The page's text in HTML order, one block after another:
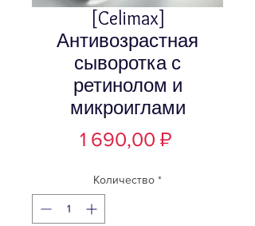
[Celimax]
Антивозрастная
сыворотка с
ретинолом и
микроиглами
1 690,00 ₽Цена
Количество *